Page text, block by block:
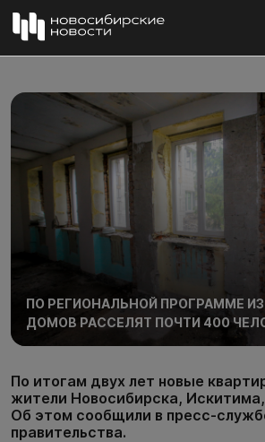
ПО РЕГИОНАЛЬНОЙ ПРОГРАММЕ
ДОМОВ РАССЕЛЯТ ПОЧТИ 400
По итогам двух лет новые
жители Новосибирска,
Об этом сообщили в пресс-
правительства.